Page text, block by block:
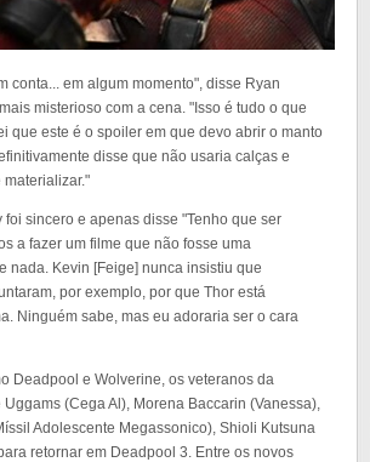
conta... em algum momento", disse Ryan
misterioso com a cena. "Isso é tudo o que
que este é o spoiler em que devo abrir o manto
disse que não usaria calças e
materializar."
sincero e apenas disse "Tenho que ser
a fazer um filme que não fosse uma
nada. Kevin [Feige] nunca insistiu que
por exemplo, por que Thor está
Ninguém sabe, mas eu adoraria ser o cara
Deadpool e Wolverine, os veteranos da
(Cega Al), Morena Baccarin (Vanessa),
Adolescente Megassonico), Shioli Kutsuna
retornar em Deadpool 3. Entre os novos